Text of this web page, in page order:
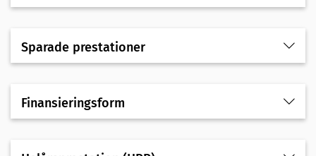
Sparade prestationer
Finansieringsform